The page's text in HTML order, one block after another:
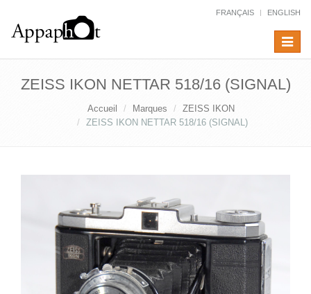
FRANÇAIS ENGLISH
Toggle
ZEISS IKON NETTAR 518/16 (SIGNAL)
Accueil Marques
ZEISS IKON
ZEISS IKON NETTAR 518/16 (SIGNAL)